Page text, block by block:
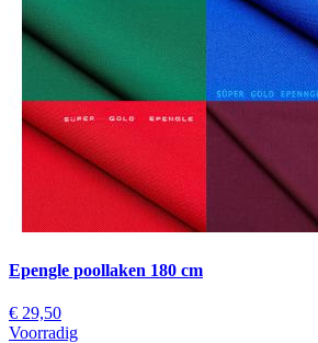
Epengle poollaken 180 cm
€ 29,50
Voorradig